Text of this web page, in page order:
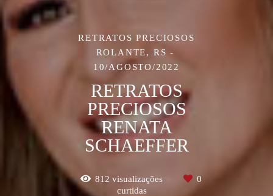
RETRATOS PRECIOSOS
ROLANTE, RS
10/AGOSTO/2022
RETRATOS
PRECIOSOS
RENATA
SCHAEFFER
812 visualizações
0
curtidas